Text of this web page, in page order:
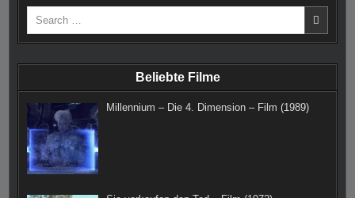
b
o
o
k
g
r
a
m
r
e
s
t
r
e
r
Search
Beliebte Filme
Millennium – Die 4. Dimension – Film (1989)